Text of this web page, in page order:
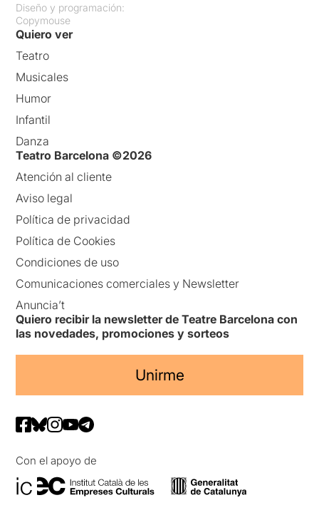
Diseño y programación:
Copymouse
Quiero ver
Teatro
Musicales
Humor
Infantil
Danza
Teatro Barcelona ©2026
Atención al cliente
Aviso legal
Política de privacidad
Política de Cookies
Condiciones de uso
Comunicaciones comerciales y Newsletter
Anuncia’t
Quiero recibir la newsletter de Teatre Barcelona con
las novedades, promociones y sorteos
Unirme
Con el apoyo de